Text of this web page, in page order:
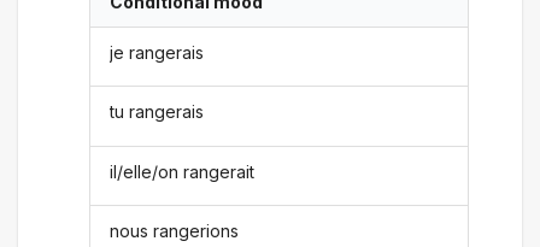
je rangerais
tu rangerais
il/elle/on rangerait
nous rangerions